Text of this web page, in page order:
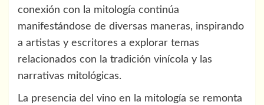
conexión con la mitología continúa
manifestándose de diversas maneras, inspirando
a artistas y escritores a explorar temas
relacionados con la tradición vinícola y las
narrativas mitológicas.
La presencia del vino en la mitología se remonta